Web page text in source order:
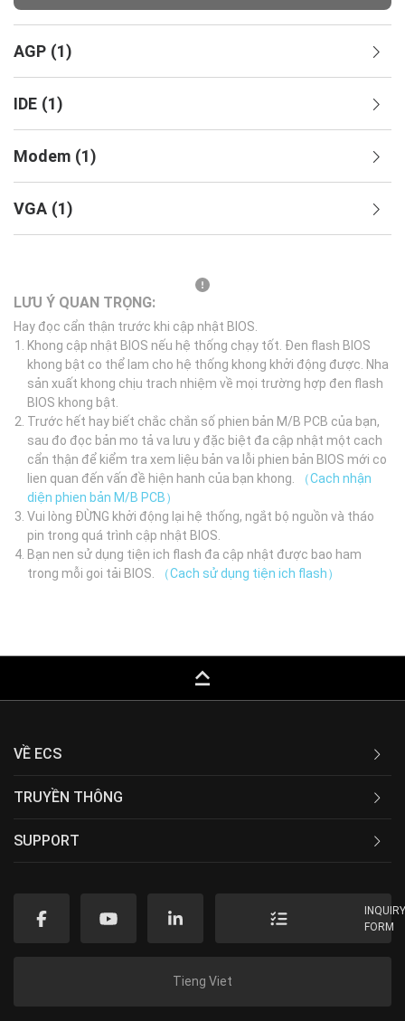
AGP (1)
IDE (1)
Modem (1)
VGA (1)
LƯU Ý QUAN TRỌNG:
Hay đọc cẩn thận trước khi cập nhật BIOS.
Khong cập nhật BIOS nếu hệ thống chạy tốt. Đen flash BIOS
khong bật co thể lam cho hệ thống khong khởi động được. Nha
sản xuất khong chịu trach nhiệm về mọi trường hợp đen flash
BIOS khong bật.
Trước hết hay biết chắc chắn số phien bản M/B PCB của bạn,
sau đo đọc bản mo tả va lưu y đặc biệt đa cập nhật một cach
cẩn thận để kiểm tra xem liệu bản va lỗi phien bản BIOS mới co
lien quan đến vấn đề hiện hanh của bạn khong.
（Cach nhận
diện phien bản M/B PCB）
Vui lòng ĐỪNG khởi động lại hệ thống, ngắt bộ nguồn và tháo
pin trong quá trình cập nhật BIOS.
Bạn nen sử dụng tiện ich flash đa cập nhật được bao ham
trong mỗi goi tải BIOS.
（Cach sử dụng tiện ich flash）
keyboard_capslock
VỀ ECS
TRUYỀN THÔNG
SUPPORT
FORM
Tieng Viet